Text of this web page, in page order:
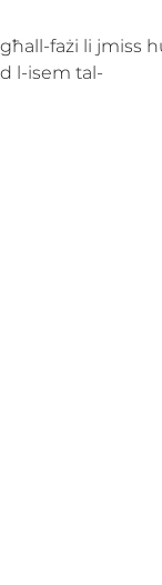
fażi li jmiss
l-isem tal-